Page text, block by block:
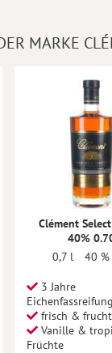
MARKE
Clément
40%
0,7 l
40 %
3 Jahre
Eichenfassreifung
frisch &
Vanille &
Früchte